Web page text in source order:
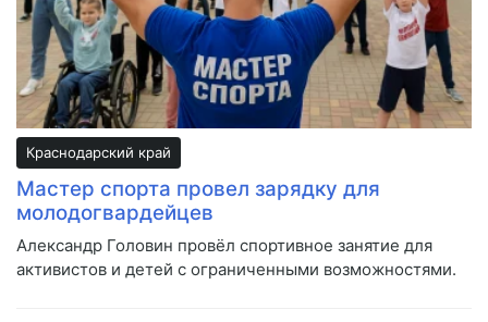
Краснодарский край
Мастер спорта провел зарядку для
молодогвардейцев
Александр Головин провёл спортивное занятие для
активистов и детей с ограниченными возможностями.